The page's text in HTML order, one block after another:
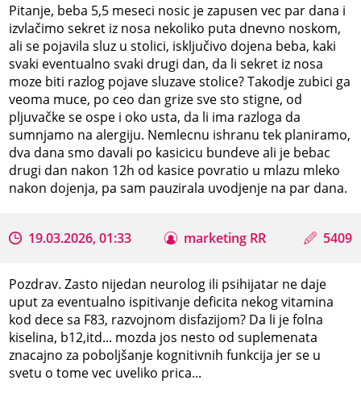
Pitanje, beba 5,5 meseci nosic je zapusen vec par dana i
izvlačimo sekret iz nosa nekoliko puta dnevno noskom,
ali se pojavila sluz u stolici, isključivo dojena beba, kaki
svaki eventualno svaki drugi dan, da li sekret iz nosa
moze biti razlog pojave sluzave stolice? Takodje zubici ga
veoma muce, po ceo dan grize sve sto stigne, od
pljuvačke se ospe i oko usta, da li ima razloga da
sumnjamo na alergiju. Nemlecnu ishranu tek planiramo,
dva dana smo davali po kasicicu bundeve ali je bebac
drugi dan nakon 12h od kasice povratio u mlazu mleko
nakon dojenja, pa sam pauzirala uvodjenje na par dana.
19.03.2026, 01:33 marketing RR 5409
Pozdrav. Zasto nijedan neurolog ili psihijatar ne daje
uput za eventualno ispitivanje deficita nekog vitamina
kod dece sa F83, razvojnom disfazijom? Da li je folna
kiselina, b12,itd... mozda jos nesto od suplemenata
znacajno za poboljšanje kognitivnih funkcija jer se u
svetu o tome vec uveliko prica...